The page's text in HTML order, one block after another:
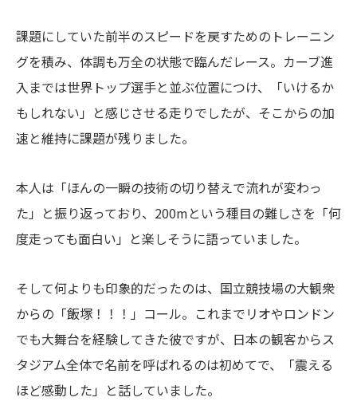
課題にしていた前半のスピードを戻すためのトレーニン
グを積み、体調も万全の状態で臨んだレース。カーブ進
入までは世界トップ選手と並ぶ位置につけ、「いけるか
もしれない」と感じさせる走りでしたが、そこからの加
速と維持に課題が残りました。
本人は「ほんの一瞬の技術の切り替えで流れが変わっ
た」と振り返っており、200mという種目の難しさを「何
度走っても面白い」と楽しそうに語っていました。
そして何よりも印象的だったのは、国立競技場の大観衆
からの「飯塚！！！」コール。これまでリオやロンドン
でも大舞台を経験してきた彼ですが、日本の観客からス
タジアム全体で名前を呼ばれるのは初めてで、「震える
ほど感動した」と話していました。